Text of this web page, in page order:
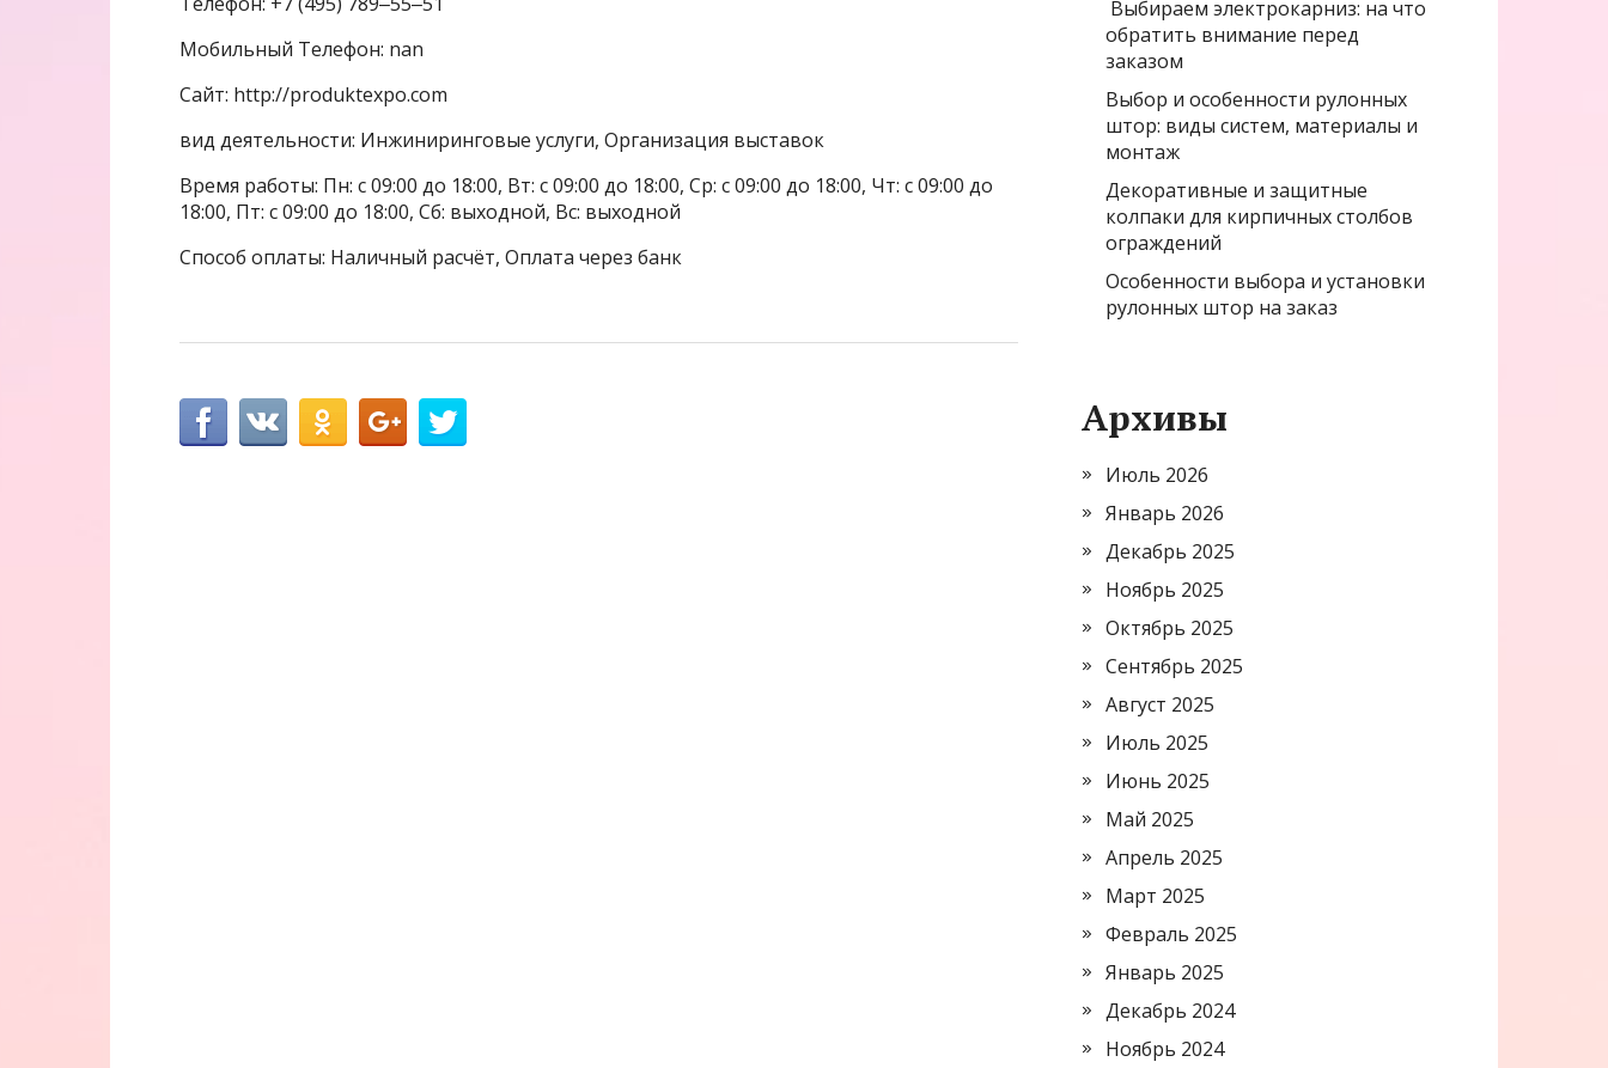
Мобильный Телефон: nan
Сайт: http://produktexpo.com
вид деятельности: Инжиниринговые услуги, Организация выставок
Время работы: Пн: с 09:00 до 18:00, Вт: с 09:00 до 18:00, Ср: с 09:00 до 18:00, Чт: с 09:00 до
18:00, Пт: с 09:00 до 18:00, Сб: выходной, Вс: выходной
Способ оплаты: Наличный расчёт, Оплата через банк
Выбираем электрокарниз: на что
обратить внимание перед
заказом
Выбор и особенности рулонных
штор: виды систем, материалы и
монтаж
Декоративные и защитные
колпаки для кирпичных столбов
ограждений
Особенности выбора и установки
рулонных штор на заказ
Архивы
Июль 2026
Январь 2026
Декабрь 2025
Ноябрь 2025
Октябрь 2025
Сентябрь 2025
Август 2025
Июль 2025
Июнь 2025
Май 2025
Апрель 2025
Март 2025
Февраль 2025
Январь 2025
Декабрь 2024
Ноябрь 2024